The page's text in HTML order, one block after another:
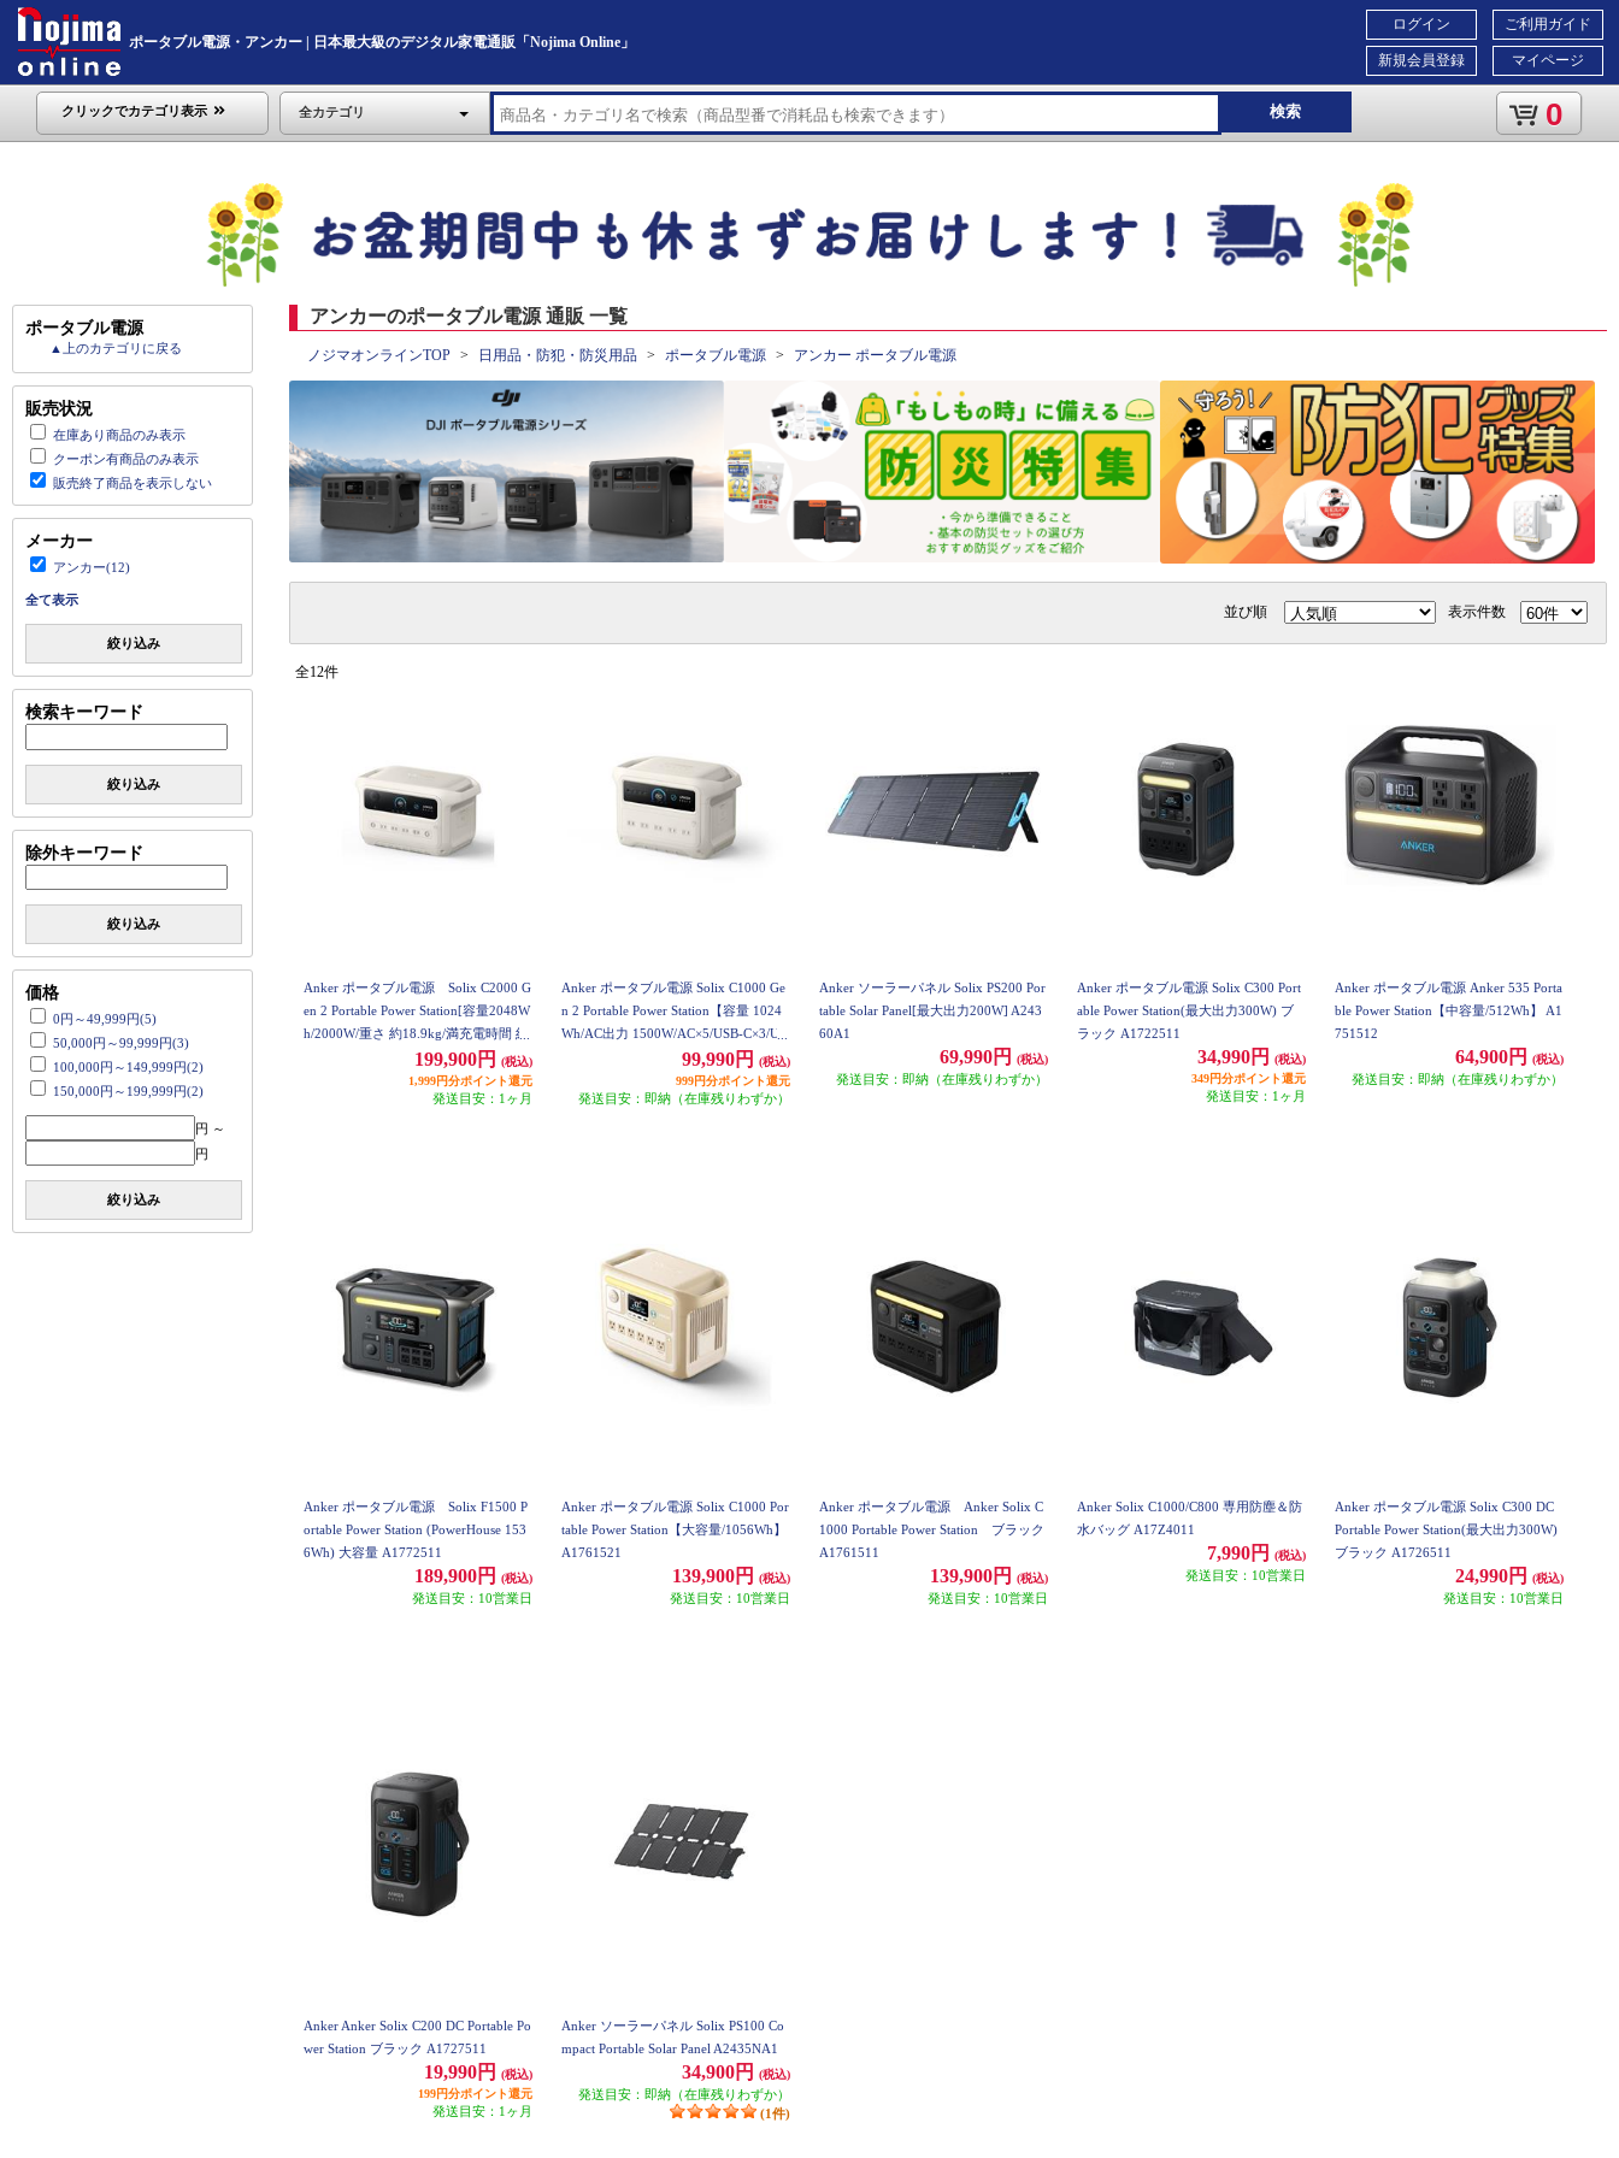
ポータブル電源・アンカー | 日本最大級のデジタル家電通販「Nojima Online」
ご利用ガイド
マイページ
ログイン
新規会員登録
クリックでカテゴリ表示 全カテゴリ 検索 0
ポータブル電源
▲上のカテゴリに戻る
販売状況
在庫あり商品のみ表示
クーポン有商品のみ表示
販売終了商品を表示しない
メーカー
アンカー(12)
全て表示
絞り込み
検索キーワード
絞り込み
除外キーワード
絞り込み
価格
0円～49,999円(5)
50,000円～99,999円(3)
100,000円～149,999円(2)
150,000円～199,999円(2)
円 ～
円
絞り込み
アンカーのポータブル電源 通販 一覧
ノジマオンラインTOP 日用品・防犯・防災用品 ポータブル電源 アンカー ポータブル電源
並び順 表示件数
全12件
Anker ポータブル電源 Solix C2000 G
en 2 Portable Power Station[容量2048W
h/2000W/重さ 約18.9kg/満充電時間 約
199,900円
(税込)
1,999円分ポイント還元
発送目安：1ヶ月
Anker ポータブル電源 Solix C1000 Ge
n 2 Portable Power Station【容量 1024
Wh/AC出力 1500W/AC×5/USB-C×3/US
B-A×1/シガーソケット×1】 A1763521
99,990円
(税込)
999円分ポイント還元
発送目安：即納（在庫残りわずか）
Anker ソーラーパネル Solix PS200 Por
table Solar Panel[最大出力200W] A243
60A1
69,990円 (税込)
発送目安：即納（在庫残りわずか）
Anker ポータブル電源 Solix C300 Port
able Power Station(最大出力300W) ブ
ラック A1722511
34,990円
(税込)
349円分ポイント還元
発送目安：1ヶ月
Anker ポータブル電源 Anker 535 Porta
ble Power Station【中容量/512Wh】 A1
751512
64,900円 (税込)
発送目安：即納（在庫残りわずか）
Anker ポータブル電源 Solix F1500 P
ortable Power Station (PowerHouse 153
6Wh) 大容量 A1772511
189,900円 (税込)
発送目安：10営業日
Anker ポータブル電源 Solix C1000 Por
table Power Station【大容量/1056Wh】
A1761521
139,900円 (税込)
発送目安：10営業日
Anker ポータブル電源 Anker Solix C
1000 Portable Power Station ブラック
A1761511
139,900円 (税込)
発送目安：10営業日
Anker Solix C1000/C800 専用防塵＆防
水バッグ A17Z4011
7,990円 (税込)
発送目安：10営業日
Anker ポータブル電源 Solix C300 DC
Portable Power Station(最大出力300W)
ブラック A1726511
24,990円 (税込)
発送目安：10営業日
Anker Anker Solix C200 DC Portable Po
wer Station ブラック A1727511
19,990円
(税込)
199円分ポイント還元
発送目安：1ヶ月
Anker ソーラーパネル Solix PS100 Co
mpact Portable Solar Panel A2435NA1
34,900円 (税込)
発送目安：即納（在庫残りわずか）
(1件)